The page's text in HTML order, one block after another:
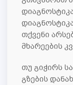
თქვენი
მხარეების
თუ გიჭირს
გზების